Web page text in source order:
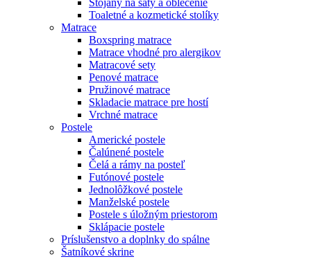
Toaletné a kozmetické stolíky
Matrace
Boxspring matrace
Matrace vhodné pro alergikov
Matracové sety
Penové matrace
Pružinové matrace
Skladacie matrace pre hostí
Vrchné matrace
Postele
Americké postele
Čalúnené postele
Čelá a rámy na posteľ
Futónové postele
Jednolôžkové postele
Manželské postele
Postele s úložným priestorom
Sklápacie postele
Príslušenstvo a doplnky do spálne
Šatníkové skrine